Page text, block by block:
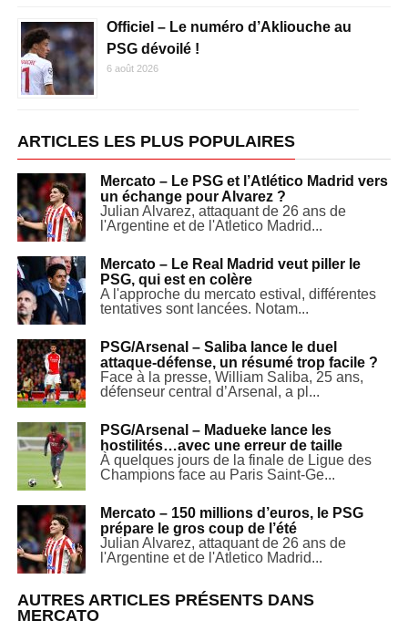
Officiel – Le numéro d’Akliouche au
PSG dévoilé !
6 août 2026
ARTICLES LES PLUS POPULAIRES
Mercato – Le PSG et l’Atlético Madrid vers
un échange pour Alvarez ?
Julian Alvarez, attaquant de 26 ans de
l'Argentine et de l'Atletico Madrid...
Mercato – Le Real Madrid veut piller le
PSG, qui est en colère
A l'approche du mercato estival, différentes
tentatives sont lancées. Notam...
PSG/Arsenal – Saliba lance le duel
attaque-défense, un résumé trop facile ?
Face à la presse, William Saliba, 25 ans,
défenseur central d’Arsenal, a pl...
PSG/Arsenal – Madueke lance les
hostilités…avec une erreur de taille
À quelques jours de la finale de Ligue des
Champions face au Paris Saint-Ge...
Mercato – 150 millions d’euros, le PSG
prépare le gros coup de l’été
Julian Alvarez, attaquant de 26 ans de
l'Argentine et de l'Atletico Madrid...
AUTRES ARTICLES PRÉSENTS DANS
MERCATO